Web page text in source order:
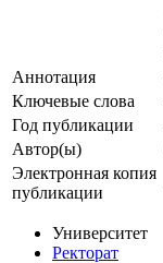
Аннотация
Ключевые cлова
Год публикации
Автор(ы)
Электронная копия
публикации
Университет
Ректорат